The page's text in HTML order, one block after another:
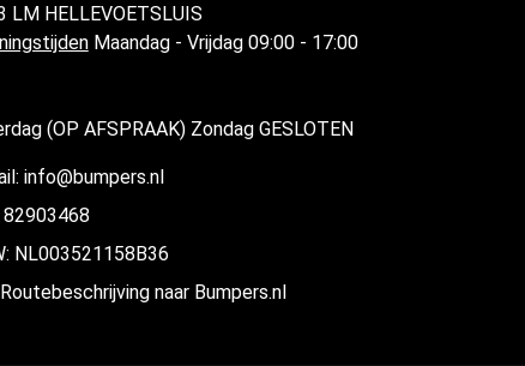
LM HELLEVOETSLUIS
Maandag - Vrijdag 09:00 - 17:00
(OP AFSPRAAK) Zondag GESLOTEN
info@bumpers.nl
82903468
NL003521158B36
Routebeschrijving naar Bumpers.nl